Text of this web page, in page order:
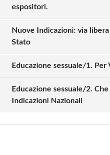
espositori.
Nuove Indicazioni: via
Stato
Educazione sessuale/1.
Educazione sessuale/2.
Indicazioni Nazionali
Solo gli utenti
Effettua il Login